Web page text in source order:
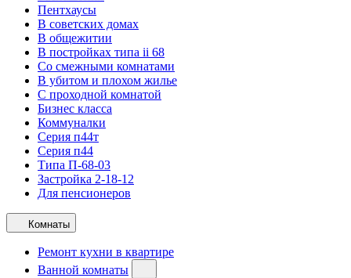
Пентхаусы
В советских домах
В общежитии
В постройках типа ii 68
Со смежными комнатами
В убитом и плохом жилье
С проходной комнатой
Бизнес класса
Коммуналки
Серия п44т
Серия п44
Типа П-68-03
Застройка 2-18-12
Для пенсионеров
Комнаты
Ремонт кухни в квартире
Ванной комнаты